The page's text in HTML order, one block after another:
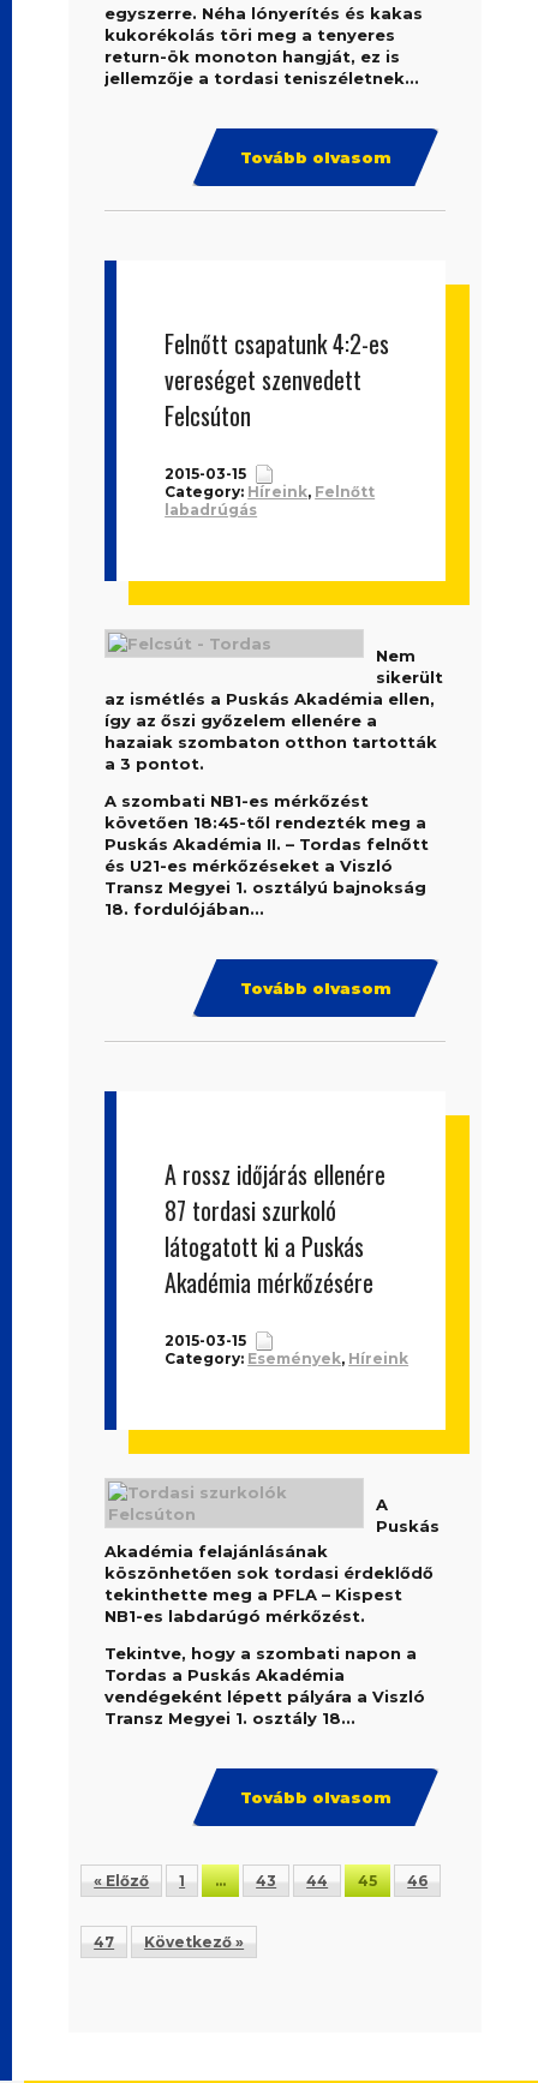
egyszerre. Néha lónyerítés és kakas
kukorékolás töri meg a tenyeres
return-ök monoton hangját, ez is
jellemzője a tordasi teniszéletnek...
Tovább olvasom
Felnőtt csapatunk 4:2-es
vereséget szenvedett
Felcsúton
2015-03-15
Category: Híreink, Felnőtt
labadrúgás
Nem
sikerült
az ismétlés a Puskás Akadémia ellen,
így az őszi győzelem ellenére a
hazaiak szombaton otthon tartották
a 3 pontot.
A szombati NB1-es mérkőzést
követően 18:45-től rendezték meg a
Puskás Akadémia II. – Tordas felnőtt
és U21-es mérkőzéseket a Viszló
Transz Megyei 1. osztályú bajnokság
18. fordulójában...
Tovább olvasom
A rossz időjárás ellenére
87 tordasi szurkoló
látogatott ki a Puskás
Akadémia mérkőzésére
2015-03-15
Category: Események, Híreink
A
Puskás
Akadémia felajánlásának
köszönhetően sok tordasi érdeklődő
tekinthette meg a PFLA – Kispest
NB1-es labdarúgó mérkőzést.
Tekintve, hogy a szombati napon a
Tordas a Puskás Akadémia
vendégeként lépett pályára a Viszló
Transz Megyei 1. osztály 18...
Tovább olvasom
« Előző 1 … 43 44 45 46
47 Következő »